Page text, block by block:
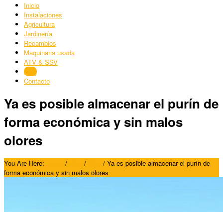
Inicio
Instalaciones
Agricultura
Jardinería
Recambios
Maquinaria usada
ATV & SSV
Blog
Contacto
Ya es posible almacenar el purín de
forma económica y sin malos
olores
You Are Here: / / / Ya es posible almacenar el purín de
forma económica y sin malos olores